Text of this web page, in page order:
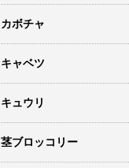
カボチャ
キャベツ
キュウリ
茎ブロッコリー